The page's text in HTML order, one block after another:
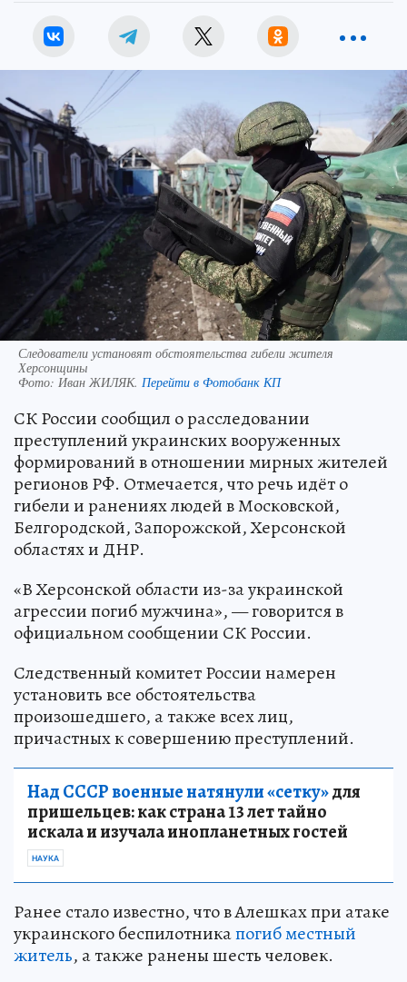
Следователи установят обстоятельства гибели жителя
Херсонщины
Фото: Иван ЖИЛЯК. Перейти в Фотобанк КП
СК России сообщил о расследовании
преступлений украинских вооруженных
формирований в отношении мирных жителей
регионов РФ. Отмечается, что речь идёт о
гибели и ранениях людей в Московской,
Белгородской, Запорожской, Херсонской
областях и ДНР.
«В Херсонской области из-за украинской
агрессии погиб мужчина», — говорится в
официальном сообщении СК России.
Следственный комитет России намерен
установить все обстоятельства
произошедшего, а также всех лиц,
причастных к совершению преступлений.
Над СССР военные натянули «сетку»для
пришельцев: как страна 13 лет тайно
искала и изучала инопланетных гостей
НАУКА
Ранее стало известно, что в Алешках при атаке
украинского беспилотникапогиб местный
житель, а также ранены шесть человек.